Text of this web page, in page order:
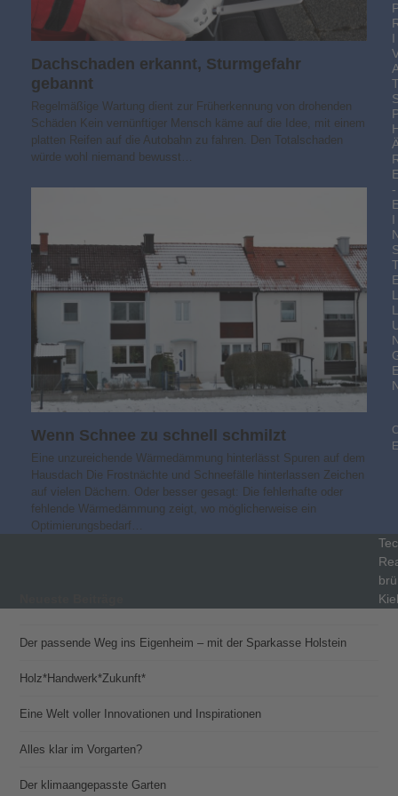
Dachschaden erkannt, Sturmgefahr
gebannt
Regelmäßige Wartung dient zur Früherkennung von drohenden
Schäden Kein vernünftiger Mensch käme auf die Idee, mit einem
platten Reifen auf die Autobahn zu fahren. Den Totalschaden
würde wohl niemand bewusst…
Wenn Schnee zu schnell schmilzt
Eine unzureichende Wärmedämmung hinterlässt Spuren auf dem
Hausdach Die Frostnächte und Schneefälle hinterlassen Zeichen
auf vielen Dächern. Oder besser gesagt: Die fehlerhafte oder
fehlende Wärmedämmung zeigt, wo möglicherweise ein
Optimierungsbedarf…
Der passende Weg ins Eigenheim – mit der Sparkasse Holstein
Holz*Handwerk*Zukunft*
Eine Welt voller Innovationen und Inspirationen
Alles klar im Vorgarten?
Der klimaangepasste Garten
I
-
I
L
L
Kiel